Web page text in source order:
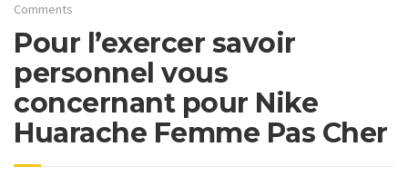
Comments
Pour l’exercer savoir
personnel vous
concernant pour Nike
Huarache Femme Pas Cher